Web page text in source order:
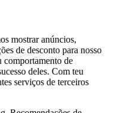
mostrar anúncios,
de desconto para nosso
comportamento de
deles. Com teu
serviços de terceiros